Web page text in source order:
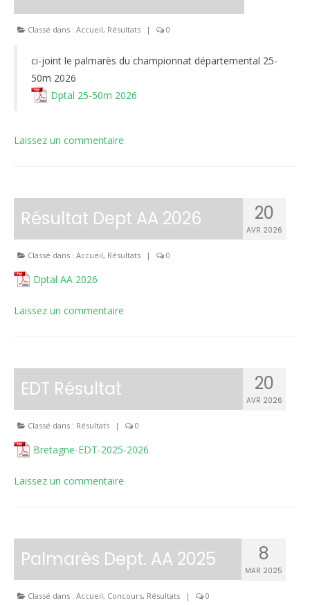
Les règles de sécurité
Les tirs pratiqués
ÉCOLE DE TIR
Inscription 10M Centre Ville
CALENDRIERS TST
Compétitions
Classé dans : Accueil, Résultats | 0
ci-joint le palmarès du championnat départemental 25-
50m 2026
Dptal 25-50m 2026
Laissez un commentaire
20
AVR 2026
Résultat Dept AA 2026
Classé dans : Accueil, Résultats | 0
Dptal AA 2026
Laissez un commentaire
20
AVR 2026
EDT Résultat
Classé dans : Résultats | 0
Bretagne-EDT-2025-2026
Laissez un commentaire
8
MAR 2025
Palmarès Dept. AA 2025
Classé dans : Accueil, Concours, Résultats | 0